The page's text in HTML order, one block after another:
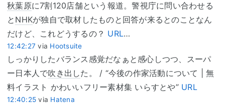
秋葉原に7割120店舗という報道。警視庁に問い合わせる
と NHKが独自で取材したものと回答が来るとのことなん
だけど、これどうするの？ URL…
12:42:27 via Hootsuite
しっかりしたバランス感覚だなぁと感心しつつ、スーパ
ー日本人で吹き出した。 / “今後の作家活動について | 無
料イラスト かわいいフリー素材集 いらすとや” URL
12:40:25 via Hatena